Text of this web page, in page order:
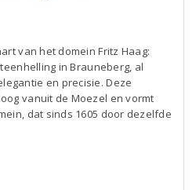
van het domein Fritz Haag:
in Brauneberg, al
en precisie. Deze
vanuit de Moezel en vormt
dat sinds 1605 door dezelfde